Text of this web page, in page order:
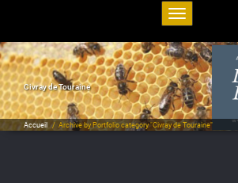
Toggle
Civray de Touraine
Accueil / Archive by Portfolio category "Civray de Touraine"